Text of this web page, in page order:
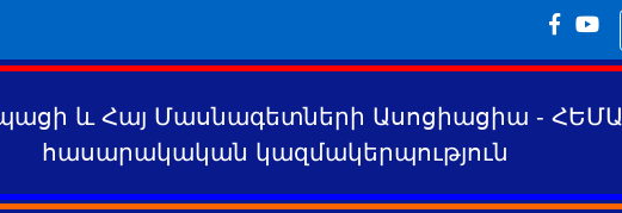
և Հայ Մասնագետների Ասոցիացիա - ՀԵՄԱ
հասարակական կազմակերպություն